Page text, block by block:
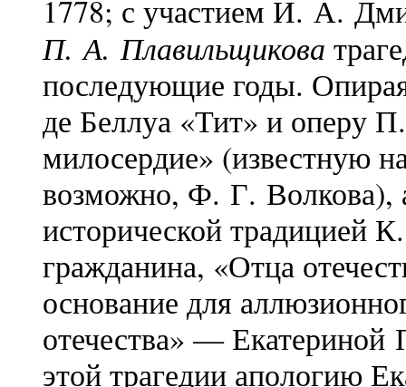
1778; с участием И. А.
П. А. Плавильщикова
последующие годы.
де Беллуа «Тит» и оперу
милосердие» (известную
возможно, Ф. Г. Волкова),
исторической традицией
гражданина, «Отца
основание для
отечества» — Екатериной
этой трагедии апологию